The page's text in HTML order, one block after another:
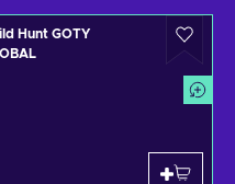
Hunt GOTY